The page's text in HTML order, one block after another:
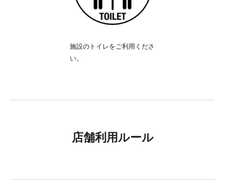
施設のトイレをご利用くださ
い。
店舗利用ルール